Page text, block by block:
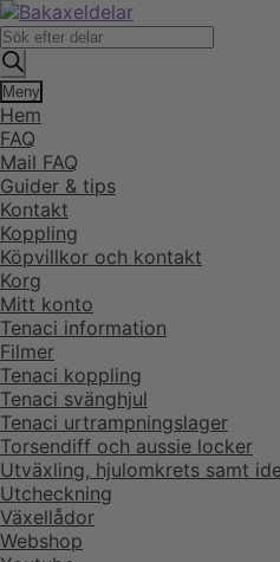
Hoppa
till
navigering
Hoppa
till
innehåll
Produktsökning
Meny
Hem
FAQ
Mail FAQ
Guider & tips
Kontakt
Koppling
Köpvillkor och kontakt
Korg
Mitt konto
Tenaci information
Filmer
Tenaci koppling
Tenaci svänghjul
Tenaci urtrampningslager
Torsendiff och aussie locker
Utväxling, hjulomkrets samt
Utcheckning
Växellådor
Webshop